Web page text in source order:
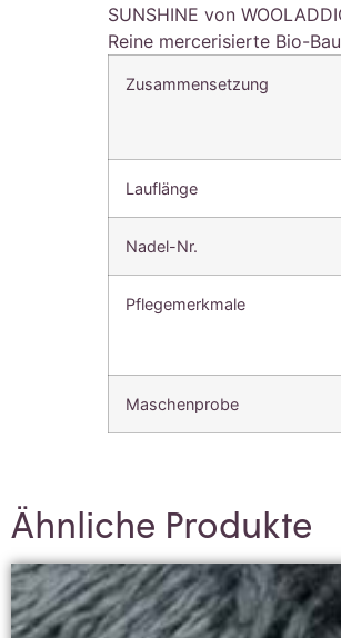
SUNSHINE von
Reine mercerisierte Bio-
Zusammensetzung
Lauflänge
Nadel-Nr.
Pflegemerkmale
Maschenprobe
Ähnliche Produkte